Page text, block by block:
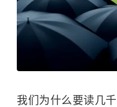
我们为什么要读几千